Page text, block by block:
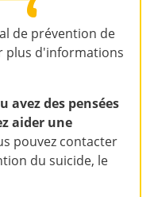
de prévention de
plus d'informations
avez des pensées
aider une
pouvez contacter
du suicide, le